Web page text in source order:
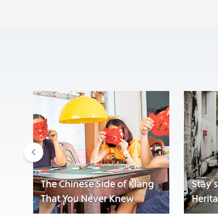
The Chinese Side of Klang
That You Never Knew
Stay
Previous